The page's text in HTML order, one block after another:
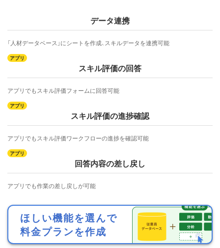
データ連携
「人材データベース」にシートを作成、スキルデータを連携可能
スキル評価の回答
アプリでもスキル評価フォームに回答可能
スキル評価の進捗確認
アプリでもスキル評価ワークフローの進捗を確認可能
回答内容の差し戻し
アプリでも作業の差し戻しが可能
ほしい機能を選んで
料金プランを作成